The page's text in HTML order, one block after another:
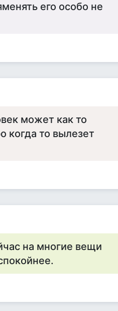
его особо не
может как то
когда то вылезет
на многие вещи